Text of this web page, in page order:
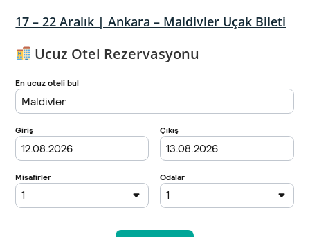
17 – 22 Aralık | Ankara – Maldivler Uçak Bileti
Ucuz Otel Rezervasyonu